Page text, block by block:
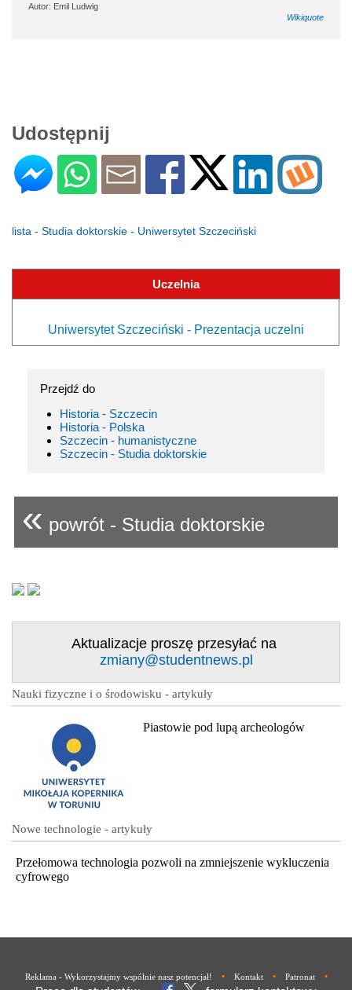
Autor: Emil Ludwig
Wikiquote
Udostępnij
lista - Studia doktorskie - Uniwersytet Szczeciński
Uczelnia
Uniwersytet Szczeciński - Prezentacja uczelni
Przejdź do
Historia - Szczecin
Historia - Polska
Szczecin - humanistyczne
Szczecin - Studia doktorskie
« powrót - Studia doktorskie
Aktualizacje proszę przesyłać na
zmiany@studentnews.pl
Nauki fizyczne i o środowisku - artykuły
Piastowie pod lupą archeologów
Nowe technologie - artykuły
Przełomowa technologia pozwoli na zmniejszenie wykluczenia
cyfrowego
Reklama - Wykorzystajmy wspólnie nasz potencjał! • Kontakt • Patronat •